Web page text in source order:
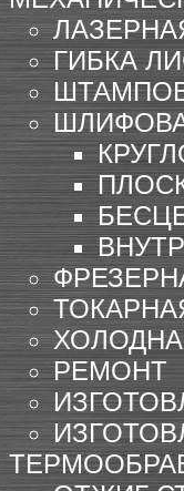
ГИБКА
РЕМОНТ